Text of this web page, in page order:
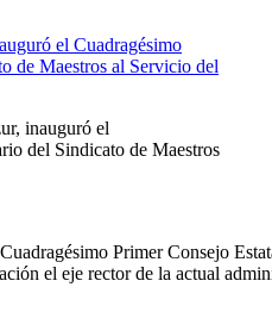
inauguró el
del Sindicato de Maestros
Primer Consejo
el eje rector de la actual